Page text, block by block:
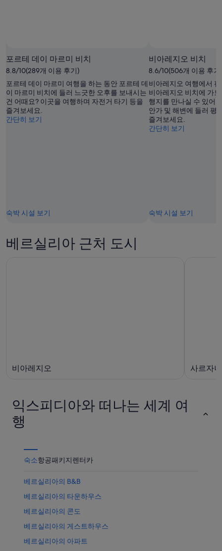
-
8
월
7
일)
7
일
-
8
월
8
일)
간:
8
월
7
일
-
8
박
기
간:
8
월
14
일
포르테 데이 마르미 비치
8.8/10(289개 이용 후기)
포르테 데이 마르미 여행을 하는 동안 포르테 데
이 마르미 비치에 들러 느긋한 오후를 보내시는
건 어때요? 이곳을 여행하며 자전거 타기 등을
즐겨보세요.
간단히 보기
숙박 시설 보기
비아레지오 비치
8.6/10(506개 이용 후기)
비아레지오 여행에서
비아레지오 비치에 가
행지를 만나실 수 있어
안가 및 해변에 들러 평
즐겨보세요.
간단히 보기
숙박 시설 보기
베르실리아 근처 도시
비아레지오 사르자나
익스피디아와 떠나는 세계 여
행
숙소항공패키지렌터카
베르실리아의 B&B
베르실리아의 타운하우스
베르실리아의 콘도
베르실리아의 게스트하우스
베르실리아의 아파트